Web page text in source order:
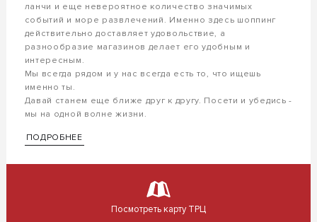
ланчи и еще невероятное количество значимых
событий и море развлечений. Именно здесь шоппинг
действительно доставляет удовольствие, а
разнообразие магазинов делает его удобным и
интересным.
Мы всегда рядом и у нас всегда есть то, что ищешь
именно ты.
Давай станем еще ближе друг к другу. Посети и убедись -
мы на одной волне жизни.
ПОДРОБНЕЕ
Посмотреть карту ТРЦ